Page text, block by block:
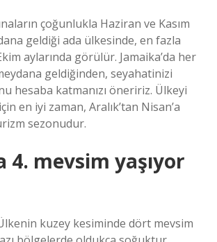
çoğunlukla Haziran ve Kasım
geldiği ada ülkesinde, en fazla
aylarında görülür. Jamaika’da her
geldiğinden, seyahatinizi
hesaba katmanızı öneririz. Ülkeyi
en iyi zaman, Aralık’tan Nisan’a
sezonudur.
4. mevsim yaşıyor
Ülkenin kuzey kesiminde dört mevsim